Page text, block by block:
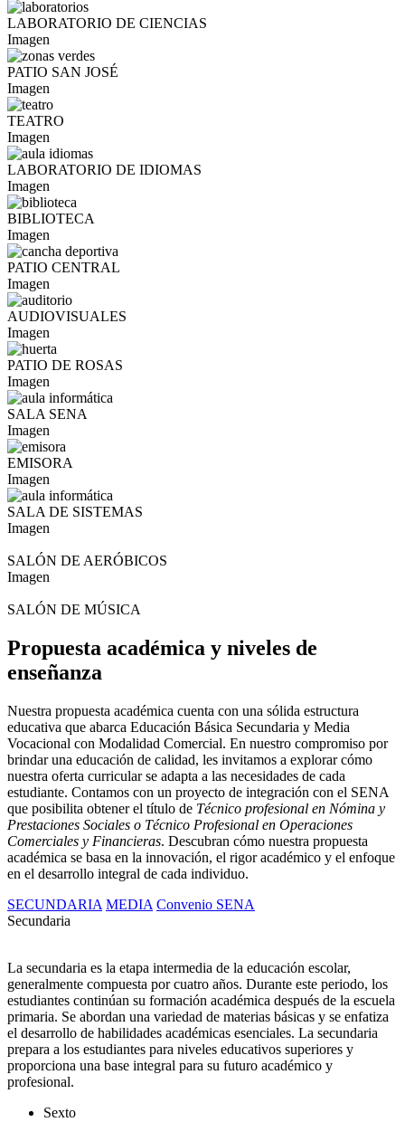
LABORATORIO DE CIENCIAS
Imagen
PATIO SAN JOSÉ
Imagen
TEATRO
Imagen
LABORATORIO DE IDIOMAS
Imagen
BIBLIOTECA
Imagen
PATIO CENTRAL
Imagen
AUDIOVISUALES
Imagen
PATIO DE ROSAS
Imagen
SALA SENA
Imagen
EMISORA
Imagen
SALA DE SISTEMAS
Imagen
SALÓN DE AERÓBICOS
Imagen
SALÓN DE MÚSICA
Propuesta académica y niveles de
enseñanza
Nuestra propuesta académica cuenta con una sólida estructura
educativa que abarca Educación Básica Secundaria y Media
Vocacional con Modalidad Comercial. En nuestro compromiso por
brindar una educación de calidad, les invitamos a explorar cómo
nuestra oferta curricular se adapta a las necesidades de cada
estudiante. Contamos con un proyecto de integración con el SENA
que posibilita obtener el título de Técnico profesional en Nómina y
Prestaciones Sociales o Técnico Profesional en Operaciones
Comerciales y Financieras. Descubran cómo nuestra propuesta
académica se basa en la innovación, el rigor académico y el enfoque
en el desarrollo integral de cada individuo.
SECUNDARIA MEDIA Convenio SENA
Secundaria
La secundaria es la etapa intermedia de la educación escolar,
generalmente compuesta por cuatro años. Durante este periodo, los
estudiantes continúan su formación académica después de la escuela
primaria. Se abordan una variedad de materias básicas y se enfatiza
el desarrollo de habilidades académicas esenciales. La secundaria
prepara a los estudiantes para niveles educativos superiores y
proporciona una base integral para su futuro académico y
profesional.
Sexto